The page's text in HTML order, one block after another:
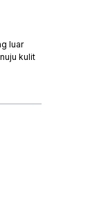
luar
kulit